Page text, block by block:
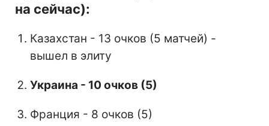
на сейчас):
Казахстан - 13 очков (5 матчей) -
вышел в элиту
Украина - 10 очков (5)
Франция - 8 очков (5)